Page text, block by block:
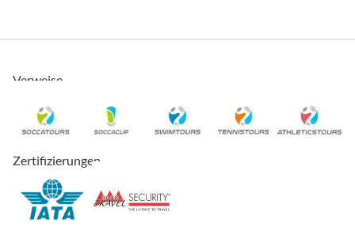
Verweise
Zertifizierungen